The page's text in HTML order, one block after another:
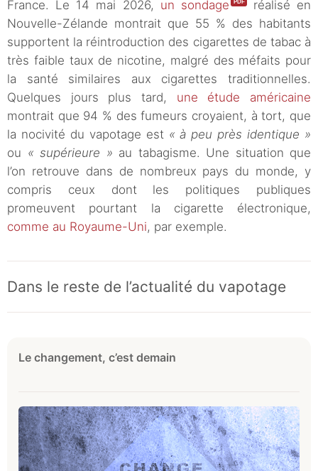
France. Le 14 mai 2026, un sondage
réalisé en
Nouvelle-Zélande montrait que 55 % des habitants
supportent la réintroduction des cigarettes de tabac à
très faible taux de nicotine, malgré des méfaits pour
la santé similaires aux cigarettes traditionnelles.
Quelques jours plus tard, une étude américaine
montrait que 94 % des fumeurs croyaient, à tort, que
la nocivité du vapotage est « à peu près identique »
ou « supérieure » au tabagisme. Une situation que
l’on retrouve dans de nombreux pays du monde, y
compris ceux dont les politiques publiques
promeuvent pourtant la cigarette électronique,
comme au Royaume-Uni, par exemple.
Dans le reste de l’actualité du vapotage
Le changement, c’est demain